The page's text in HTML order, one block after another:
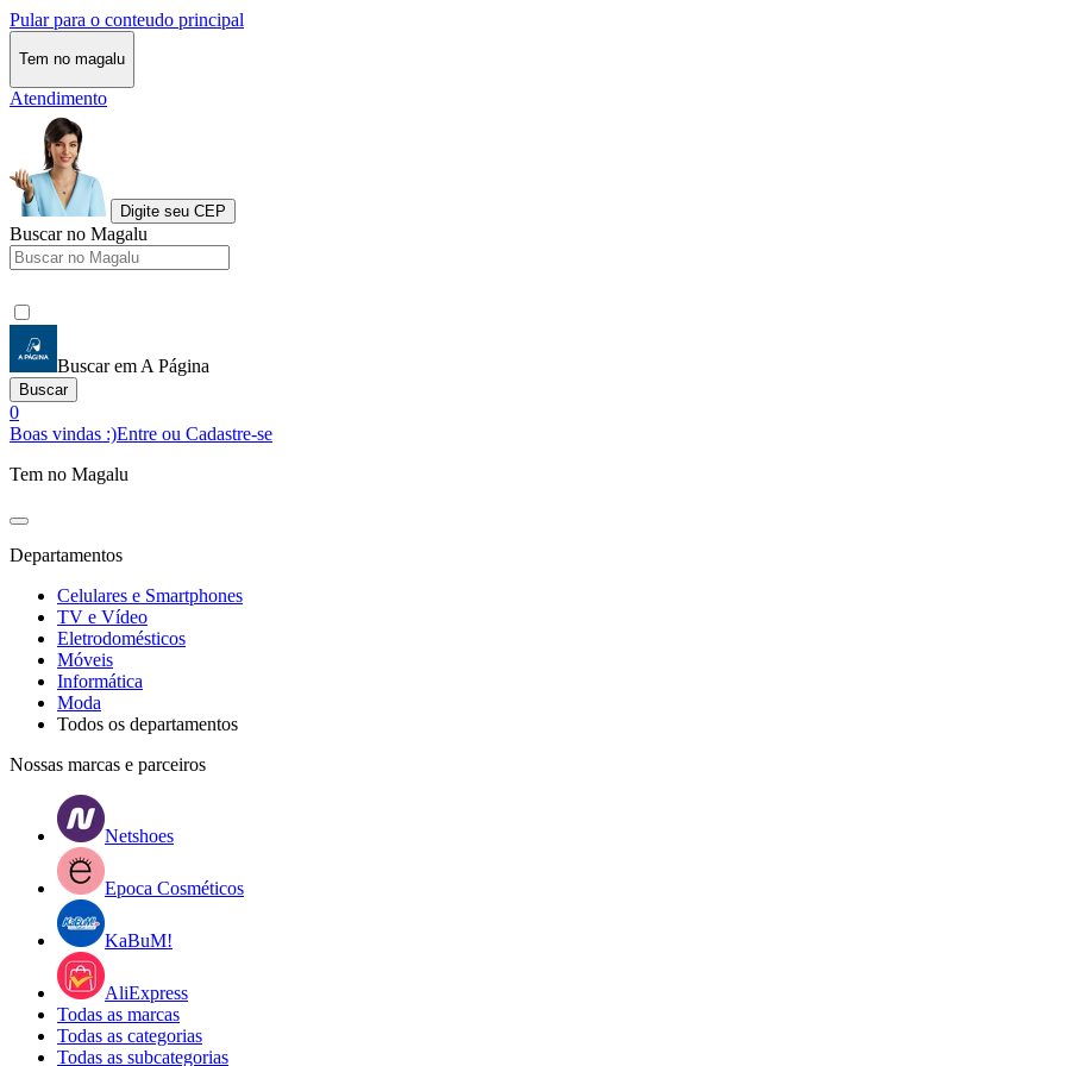
Pular para o conteudo principal
Tem no magalu
Atendimento
Digite seu CEP
Buscar no Magalu
Buscar em A Página
Buscar
0
Boas vindas :)Entre ou Cadastre-se
Tem no Magalu
Departamentos
Celulares e Smartphones
TV e Vídeo
Eletrodomésticos
Móveis
Informática
Moda
Todos os departamentos
Nossas marcas e parceiros
Netshoes
Epoca Cosméticos
KaBuM!
AliExpress
Todas as marcas
Todas as categorias
Todas as subcategorias